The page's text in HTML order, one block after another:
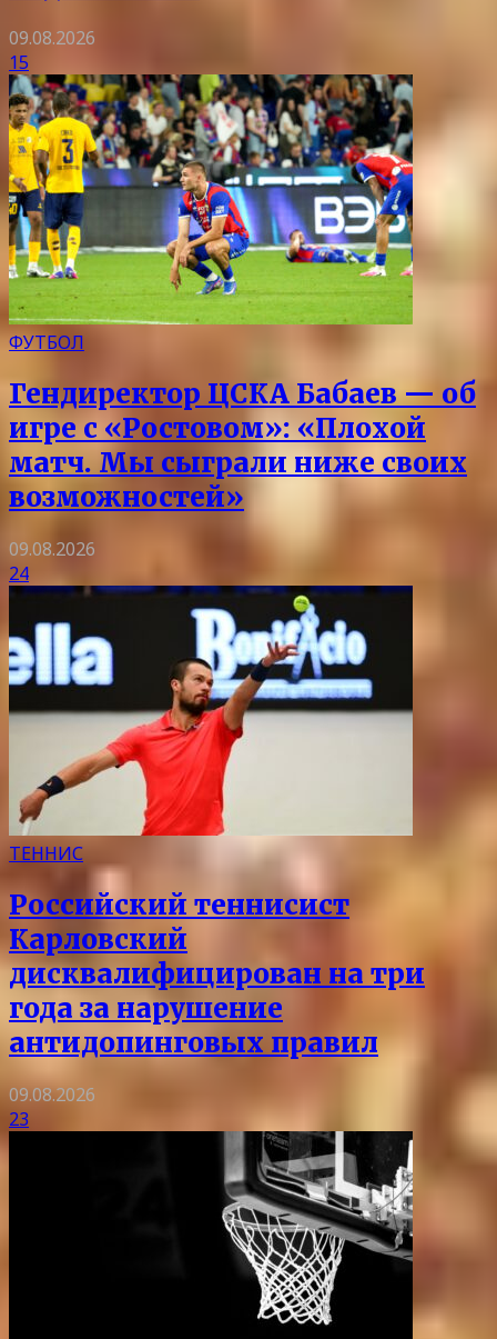
09.08.2026
15
ФУТБОЛ
Гендиректор ЦСКА Бабаев — об
игре с «Ростовом»: «Плохой
матч. Мы сыграли ниже своих
возможностей»
09.08.2026
24
ТЕННИС
Российский теннисист
Карловский
дисквалифицирован на три
года за нарушение
антидопинговых правил
09.08.2026
23